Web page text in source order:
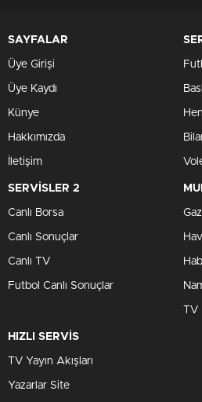
SAYFALAR
Üye Girişi
Üye Kaydı
Künye
Hakkımızda
İletişim
SERVİSLER 2
Canlı Borsa
Canlı Sonuçlar
Canlı TV
Futbol Canlı Sonuçlar
HIZLI SERVİS
TV Yayın Akışları
Yazarlar Site